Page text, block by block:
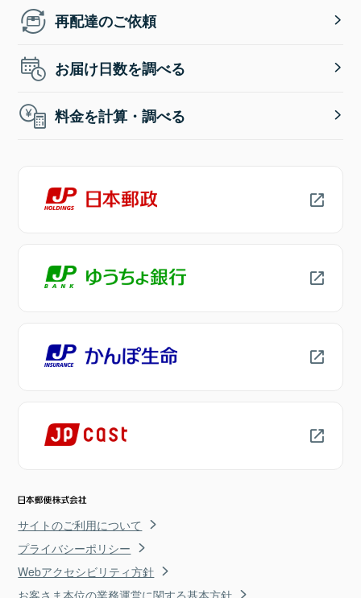
再配達のご依頼
お届け日数を調べる
料金を計算・調べる
サイトのご利用について
プライバシーポリシー
Webアクセシビリティ方針
お客さま本位の業務運営に関する基本方針